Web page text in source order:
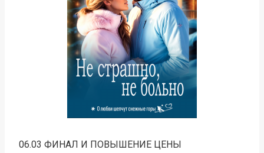
06.03 ФИНАЛ И ПОВЫШЕНИЕ ЦЕНЫ